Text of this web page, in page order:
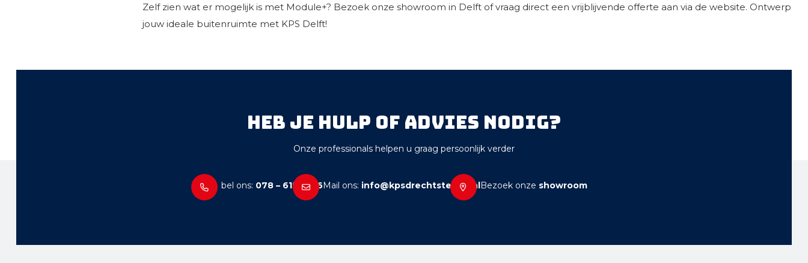
Zelf zien wat er mogelijk is met Module+? Bezoek onze showroom in Delft of vraag direct een vrijblijvende offerte aan via de website. Ontwerp
jouw ideale buitenruimte met KPS Delft!
Heb je hulp of advies nodig?
Onze professionals helpen u graag persoonlijk verder
bel ons: 078 – 615 12 36Mail ons: info@kpsdrechtsteden.nlBezoek onze showroom